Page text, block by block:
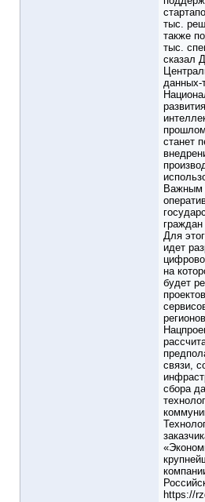
тыс.
также
тыс.
сказал
данных-
станет
Важным
граждан
Для
идет
на
будет
связи,
сбора
https://